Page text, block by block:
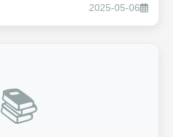
2025-05-06
📚